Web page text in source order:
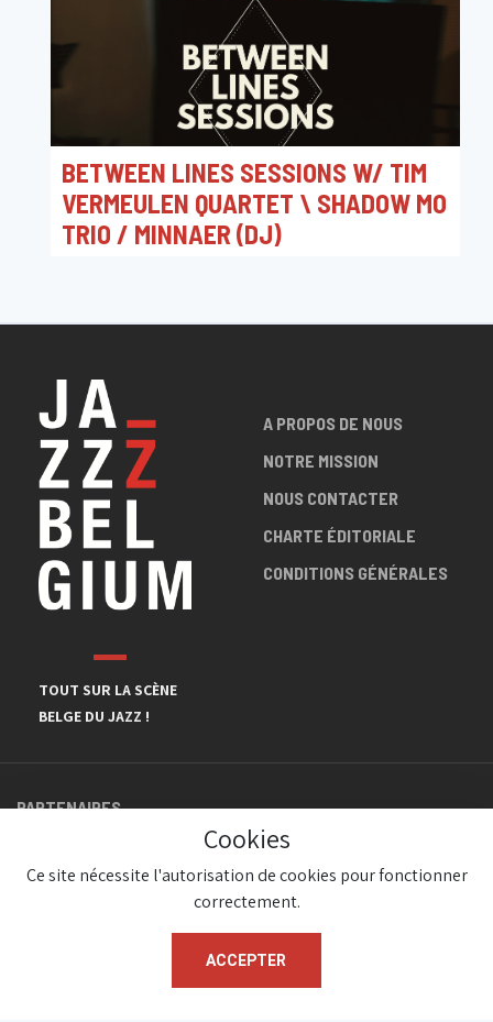
BETWEEN LINES SESSIONS W/ TIM
VERMEULEN QUARTET \ SHADOW MO
TRIO / MINNAER (DJ)
TOUT SUR LA SCÈNE
BELGE DU JAZZ !
A PROPOS DE NOUS
NOTRE MISSION
NOUS CONTACTER
CHARTE ÉDITORIALE
CONDITIONS GÉNÉRALES
PARTENAIRES
© JazzInBelgium 2026 ( Version 1.1.2)
Cookies
Ce site nécessite l'autorisation de cookies pour fonctionner
correctement.
ACCEPTER